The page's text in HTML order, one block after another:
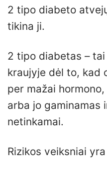
2 tipo diabeto
tikina ji.
2 tipo diabetas –
kraujyje dėl to, kad
per mažai
arba jo gaminamas
netinkamai.
Rizikos veiksniai